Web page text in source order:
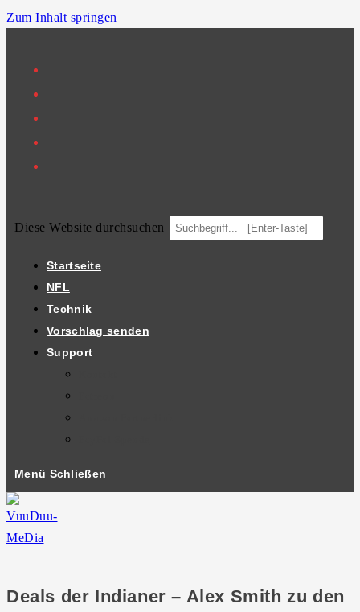
Zum Inhalt springen
Diese Website durchsuchen
Startseite
NFL
Technik
Vorschlag senden
Support
Menü Schließen
Deals der Indianer – Alex Smith zu den